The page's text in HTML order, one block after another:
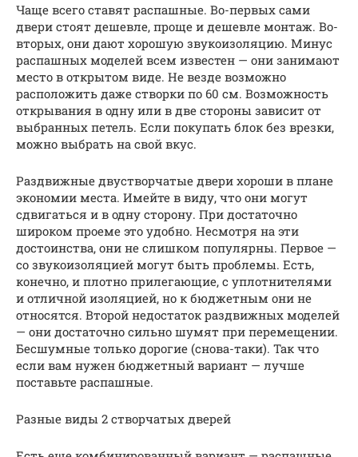
Чаще всего ставят распашные. Во-первых сами
двери стоят дешевле, проще и дешевле монтаж. Во-
вторых, они дают хорошую звукоизоляцию. Минус
распашных моделей всем известен — они занимают
место в открытом виде. Не везде возможно
расположить даже створки по 60 см. Возможность
открывания в одну или в две стороны зависит от
выбранных петель. Если покупать блок без врезки,
можно выбрать на свой вкус.
Раздвижные двустворчатые двери хороши в плане
экономии места. Имейте в виду, что они могут
сдвигаться и в одну сторону. При достаточно
широком проеме это удобно. Несмотря на эти
достоинства, они не слишком популярны. Первое —
со звукоизоляцией могут быть проблемы. Есть,
конечно, и плотно прилегающие, с уплотнителями
и отличной изоляцией, но к бюджетным они не
относятся. Второй недостаток раздвижных моделей
— они достаточно сильно шумят при перемещении.
Бесшумные только дорогие (снова-таки). Так что
если вам нужен бюджетный вариант — лучше
поставьте распашные.
Разные виды 2 створчатых дверей